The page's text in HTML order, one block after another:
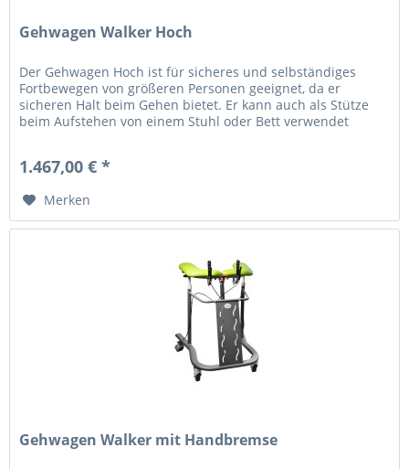
Gehwagen Walker Hoch
Der Gehwagen Hoch ist für sicheres und selbständiges
Fortbewegen von größeren Personen geeignet, da er
sicheren Halt beim Gehen bietet. Er kann auch als Stütze
beim Aufstehen von einem Stuhl oder Bett verwendet
1.467,00 € *
Merken
Gehwagen Walker mit Handbremse